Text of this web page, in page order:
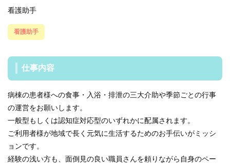
看護助手
看護助手
仕事内容
病棟の患者様への食事・入浴・排泄の三大介助や季節ごとの行事
の運営をお願いします。
一般型もしくは認知症対応型のいずれかに配属されます。
ご利用者様が地域で長く元気に生活するためのお手伝いがミッシ
ョンです。
経験の浅い方も、面倒見の良い職員さんを頼りながら自身のペー